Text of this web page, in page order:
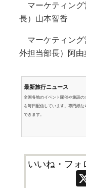
マーケティング
長）山本智香
マーケティング
外担当部長）阿由
最新旅行ニュース
全国各地のイベント開催や施設
を毎日配信しています。専門紙
できます。
いいね・フォ